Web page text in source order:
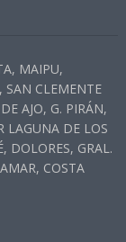
MAIPU,
SAN CLEMENTE
AJO, G. PIRÁN,
LAGUNA DE LOS
DOLORES, GRAL.
COSTA